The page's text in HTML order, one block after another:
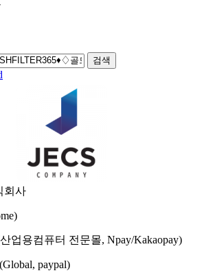
검색
회사
업용컴퓨터 전문몰, Npay/Kakaopay)
paypal)